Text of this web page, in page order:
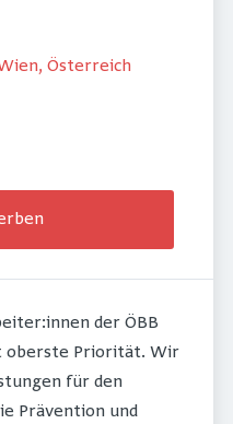
Österreich
der ÖBB
oberste Priorität. Wir
für den
Prävention und